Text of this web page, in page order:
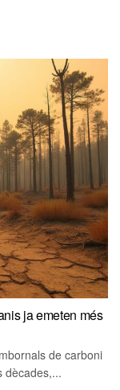
ja emeten més
de carboni
dècades,...